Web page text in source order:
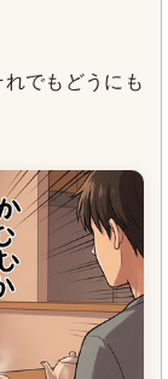
でもどうにも